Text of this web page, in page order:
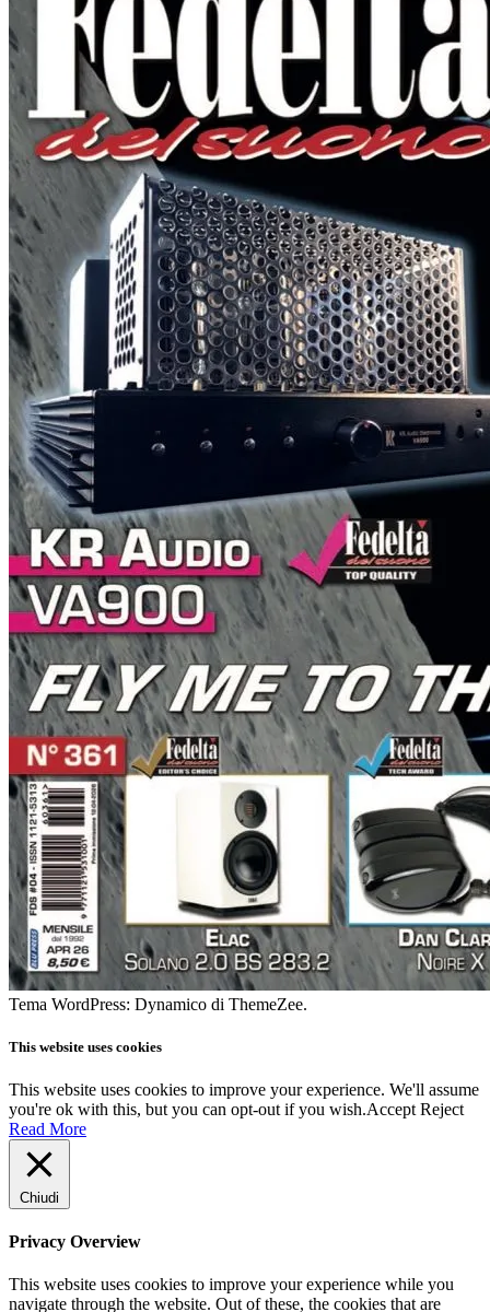
Tema WordPress: Dynamico di ThemeZee.
This website uses cookies
This website uses cookies to improve your experience. We'll assume
you're ok with this, but you can opt-out if you wish.Accept Reject
Read More
Chiudi
Privacy Overview
This website uses cookies to improve your experience while you
navigate through the website. Out of these, the cookies that are